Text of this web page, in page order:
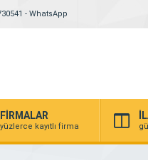
- WhatsApp
FİRMALAR
yüzlerce kayıtlı firma